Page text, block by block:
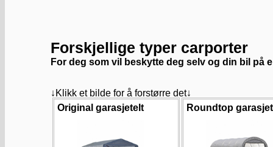
Forskjellige typer carporter
For deg som vil beskytte deg selv og din bil på
↓Klikk et bilde for å forstørre det↓
Original garasjetelt
Roundtop